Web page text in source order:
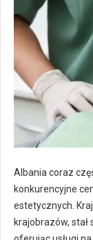
Albania coraz
konkurencyjne
estetycznych.
krajobrazów,